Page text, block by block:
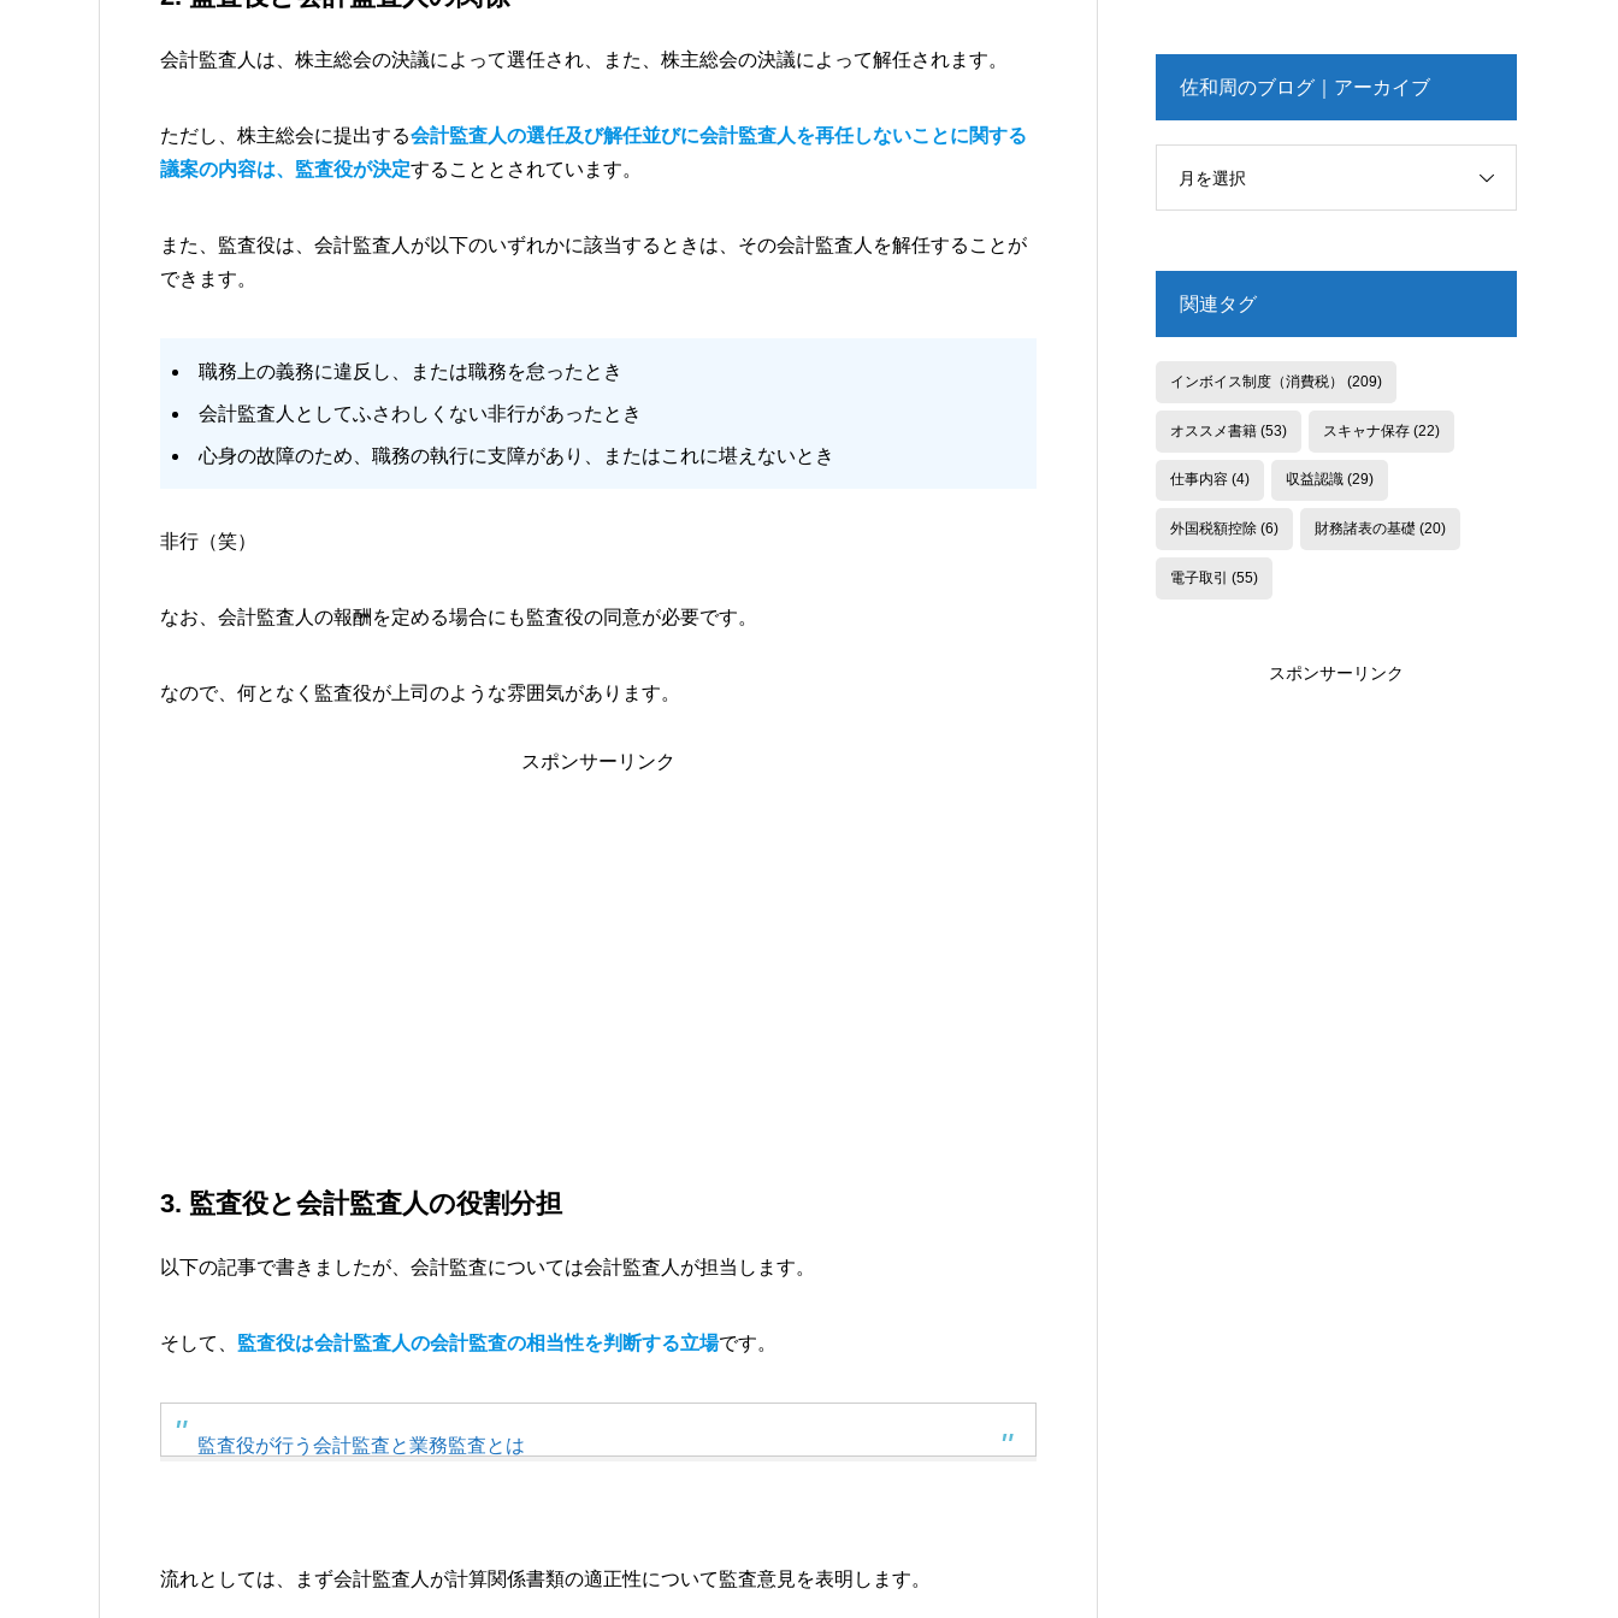
会計監査人は、株主総会の決議によって選任され、また、株主総会の決議によって解任されます。
ただし、株主総会に提出する会計監査人の選任及び解任並びに会計監査人を再任しないことに関する
議案の内容は、監査役が決定することとされています。
また、監査役は、会計監査人が以下のいずれかに該当するときは、その会計監査人を解任することが
できます。
職務上の義務に違反し、または職務を怠ったとき
会計監査人としてふさわしくない非行があったとき
心身の故障のため、職務の執行に支障があり、またはこれに堪えないとき
非行（笑）
なお、会計監査人の報酬を定める場合にも監査役の同意が必要です。
なので、何となく監査役が上司のような雰囲気があります。
スポンサーリンク
3. 監査役と会計監査人の役割分担
以下の記事で書きましたが、会計監査については会計監査人が担当します。
そして、 監査役は会計監査人の会計監査の相当性を判断する立場です。
監査役が行う会計監査と業務監査とは
流れとしては、まず会計監査人が計算関係書類の適正性について監査意見を表明します。
佐和周のブログ｜アーカイブ
月を選択
関連タグ
インボイス制度（消費税） (209)
オススメ書籍(53) スキャナ保存(22)
仕事内容(4) 収益認識(29)
外国税額控除(6) 財務諸表の基礎 (20)
電子取引 (55)
スポンサーリンク